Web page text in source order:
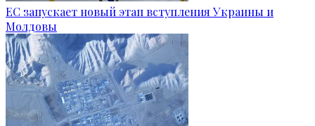
ЕС запускает новый этап вступления Украины и
Молдовы